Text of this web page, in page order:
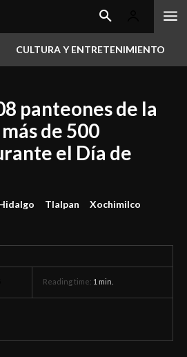
CULTURA Y ENTRETENIMIENTO
panteones de la
de 500
el Día de
Tlalpan
Xochimilco
Reading time: 1 min.